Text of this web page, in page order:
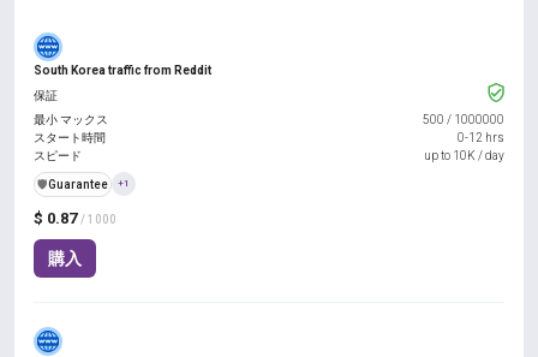
South Korea traffic from Reddit
$ 0.87 / 1000
購入
保証
最小 マックス
500 / 1000000
スタート時間
0-12 hrs
スピード
up to 10K / day
️🛡️Guarantee +1